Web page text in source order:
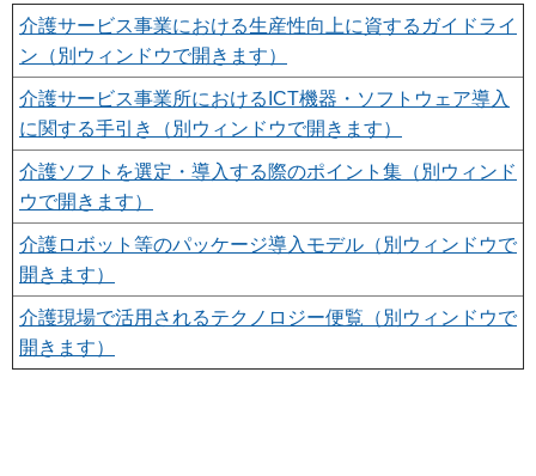
介護サービス事業における生産性向上に資するガイドライ
ン（別ウィンドウで開きます）
介護サービス事業所におけるICT機器・ソフトウェア導入
に関する手引き（別ウィンドウで開きます）
介護ソフトを選定・導入する際のポイント集（別ウィンド
ウで開きます）
介護ロボット等のパッケージ導入モデル（別ウィンドウで
開きます）
介護現場で活用されるテクノロジー便覧（別ウィンドウで
開きます）